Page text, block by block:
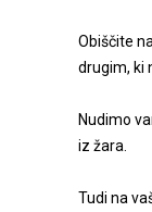
Obiščite
drugim, ki
Nudimo
iz žara.
Tudi na